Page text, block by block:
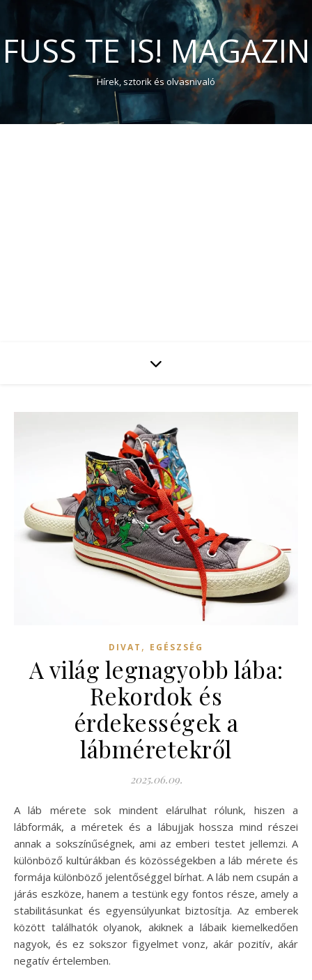
FUSS TE IS! MAGAZIN
Hírek, sztorik és olvasnivaló
DIVAT , EGÉSZSÉG
A világ legnagyobb lába:
Rekordok és
érdekességek a
lábméretekről
2025.06.09.
A láb mérete sok mindent elárulhat rólunk, hiszen a
lábformák, a méretek és a lábujjak hossza mind részei
annak a sokszínűségnek, ami az emberi testet jellemzi. A
különböző kultúrákban és közösségekben a láb mérete és
formája különböző jelentőséggel bírhat. A láb nem csupán a
járás eszköze, hanem a testünk egy fontos része, amely a
stabilitásunkat és egyensúlyunkat biztosítja. Az emberek
között találhatók olyanok, akiknek a lábaik kiemelkedően
nagyok, és ez sokszor figyelmet vonz, akár pozitív, akár
negatív értelemben.